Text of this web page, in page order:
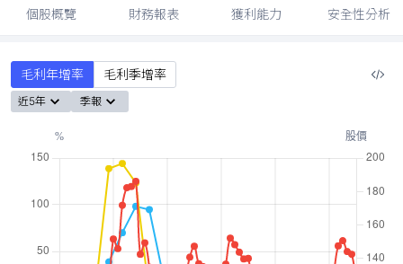
個股概覽 財務報表 獲利能力 安全性分析
毛利年增率 毛利季增率
近5年 季報